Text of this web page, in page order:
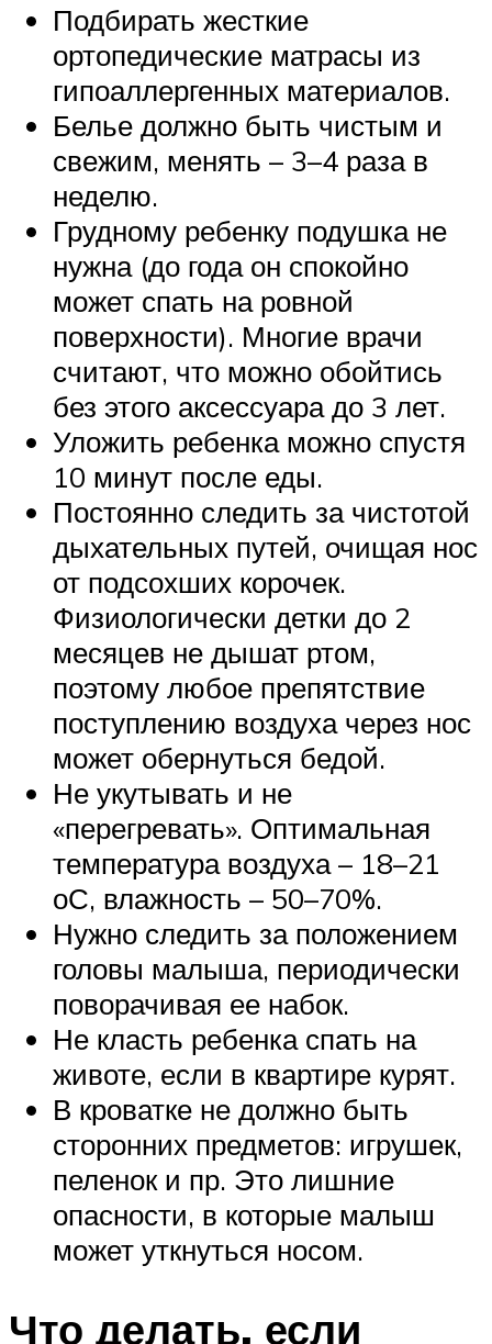
Подбирать жесткие
ортопедические матрасы из
гипоаллергенных материалов.
Белье должно быть чистым и
свежим, менять – 3–4 раза в
неделю.
Грудному ребенку подушка не
нужна (до года он спокойно
может спать на ровной
поверхности). Многие врачи
считают, что можно обойтись
без этого аксессуара до 3 лет.
Уложить ребенка можно спустя
10 минут после еды.
Постоянно следить за чистотой
дыхательных путей, очищая нос
от подсохших корочек.
Физиологически детки до 2
месяцев не дышат ртом,
поэтому любое препятствие
поступлению воздуха через нос
может обернуться бедой.
Не укутывать и не
«перегревать». Оптимальная
температура воздуха – 18–21
оС, влажность – 50–70%.
Нужно следить за положением
головы малыша, периодически
поворачивая ее набок.
Не класть ребенка спать на
животе, если в квартире курят.
В кроватке не должно быть
сторонних предметов: игрушек,
пеленок и пр. Это лишние
опасности, в которые малыш
может уткнуться носом.
Что делать, если